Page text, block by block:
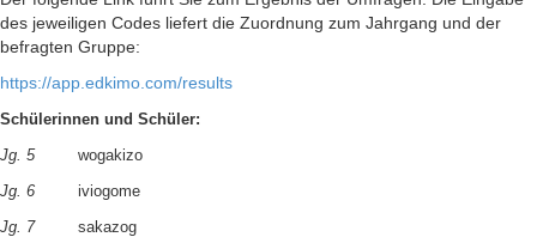
des jeweiligen Codes liefert die Zuordnung zum Jahrgang und der
befragten Gruppe:
https://app.edkimo.com/results
Schülerinnen und Schüler:
Jg. 5
wogakizo
Jg. 6
iviogome
Jg. 7
sakazog